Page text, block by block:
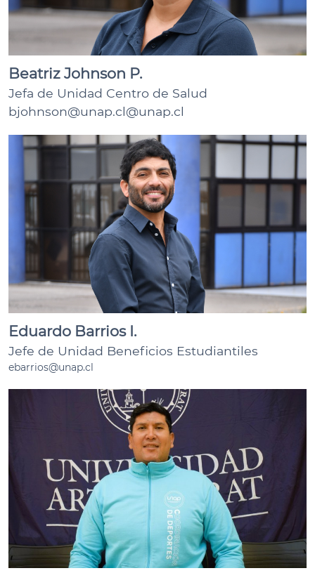
Beatriz Johnson P.
Jefa de Unidad Centro de Salud
bjohnson@unap.cl@unap.cl
Eduardo Barrios I.
Jefe de Unidad Beneficios Estudiantiles
ebarrios@unap.cl